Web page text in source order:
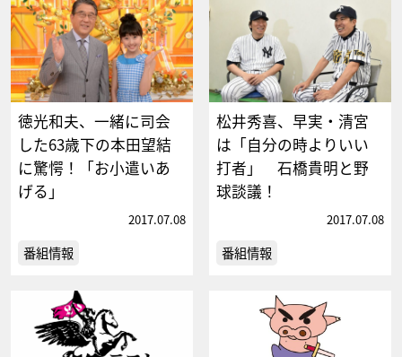
徳光和夫、一緒に司会
した63歳下の本田望結
に驚愕！「お小遣いあ
げる」
2017.07.08
番組情報
松井秀喜、早実・清宮
は「自分の時よりいい
打者」 石橋貴明と野
球談議！
2017.07.08
番組情報